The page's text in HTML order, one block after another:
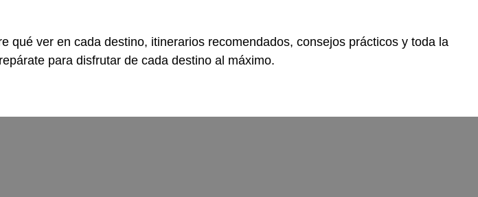
ver en cada destino, itinerarios recomendados, consejos prácticos y toda la
para disfrutar de cada destino al máximo.